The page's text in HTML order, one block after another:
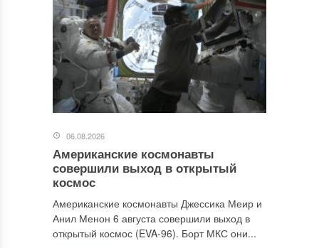
06.08.2026
Американские космонавты
совершили выход в открытый
космос
Американские космонавты Джессика Меир и
Анил Менон 6 августа совершили выход в
открытый космос (EVA-96). Борт МКС они...